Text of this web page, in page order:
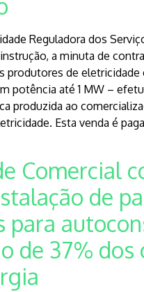
Reguladora dos
a minuta de
produtores de eletricidade
potência até 1 MW –
produzida ao
Esta venda é
Comercial
de
para
de 37% dos